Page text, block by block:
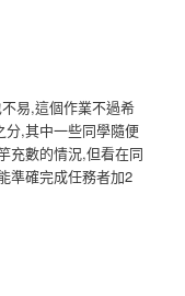
易,這個作業不過希
分,其中一些同學隨便
充數的情況,但看在同
準確完成任務者加2